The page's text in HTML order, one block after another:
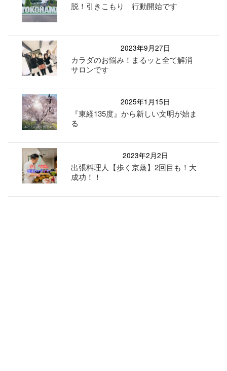
脱！引きこもり 行動開始です
2023年9月27日
カラダのお悩み！まるッと全て解消
サロンです
2025年1月15日
『東経135度』から新しい文明が始ま
る
2023年2月2日
出張料理人【歩く京蒸】2回目も！大
成功！！